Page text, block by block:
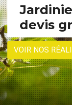
devis
VOIR NOS